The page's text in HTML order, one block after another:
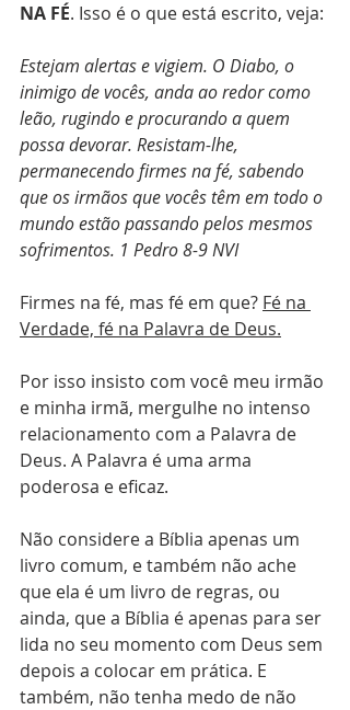
NA FÉ. Isso é o que está escrito, veja:
Estejam alertas e vigiem. O Diabo, o
inimigo de vocês, anda ao redor como
leão, rugindo e procurando a quem
possa devorar. Resistam-lhe,
permanecendo firmes na fé, sabendo
que os irmãos que vocês têm em todo o
mundo estão passando pelos mesmos
sofrimentos. 1 Pedro 8-9 NVI
Firmes na fé, mas fé em que? Fé na
Verdade, fé na Palavra de Deus.
Por isso insisto com você meu irmão
e minha irmã, mergulhe no intenso
relacionamento com a Palavra de
Deus. A Palavra é uma arma
poderosa e eficaz.
Não considere a Bíblia apenas um
livro comum, e também não ache
que ela é um livro de regras, ou
ainda, que a Bíblia é apenas para ser
lida no seu momento com Deus sem
depois a colocar em prática. E
também, não tenha medo de não